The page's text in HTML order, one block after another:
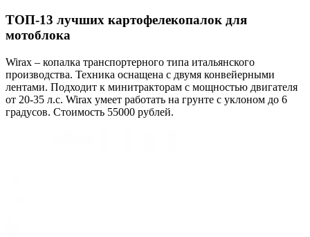
ТОП-13 лучших картофелекопалок для
мотоблока
Wirax – копалка транспортерного типа итальянского
производства. Техника оснащена с двумя конвейерными
лентами. Подходит к минитракторам с мощностью двигателя
от 20-35 л.с. Wirax умеет работать на грунте с уклоном до 6
градусов. Стоимость 55000 рублей.